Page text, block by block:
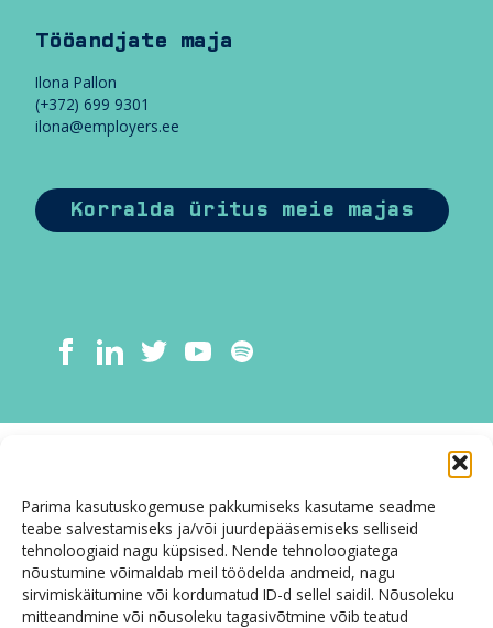
Parima kasutuskogemuse pakkumiseks kasutame seadme
teabe salvestamiseks ja/või juurdepääsemiseks selliseid
tehnoloogiaid nagu küpsised. Nende tehnoloogiatega
nõustumine võimaldab meil töödelda andmeid, nagu
sirvimiskäitumine või kordumatud ID-d sellel saidil. Nõusoleku
mitteandmine või nõusoleku tagasivõtmine võib teatud
Tööandjate maja
Ilona Pallon
(+372) 699 9301
ilona@employers.ee
Korralda üritus meie majas